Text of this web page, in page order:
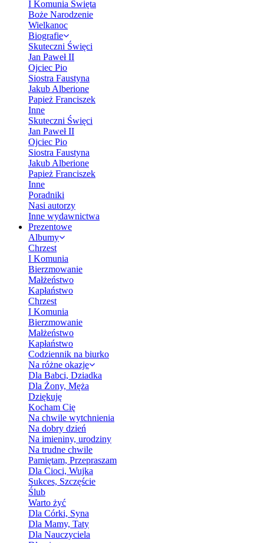
I Komunia Święta
Boże Narodzenie
Wielkanoc
Biografie
Skuteczni Święci
Jan Paweł II
Ojciec Pio
Siostra Faustyna
Jakub Alberione
Papież Franciszek
Inne
Skuteczni Święci
Jan Paweł II
Ojciec Pio
Siostra Faustyna
Jakub Alberione
Papież Franciszek
Inne
Poradniki
Nasi autorzy
Inne wydawnictwa
Prezentowe
Albumy
Chrzest
I Komunia
Bierzmowanie
Małżeństwo
Kapłaństwo
Chrzest
I Komunia
Bierzmowanie
Małżeństwo
Kapłaństwo
Codziennik na biurko
Na różne okazje
Dla Babci, Dziadka
Dla Żony, Męża
Dziękuję
Kocham Cię
Na chwile wytchnienia
Na dobry dzień
Na imieniny, urodziny
Na trudne chwile
Pamiętam, Przepraszam
Dla Cioci, Wujka
Sukces, Szczęście
Ślub
Warto żyć
Dla Córki, Syna
Dla Mamy, Taty
Dla Nauczyciela